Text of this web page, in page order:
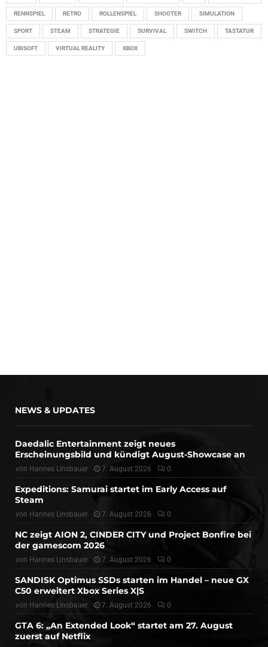
RENNSPIEL RETRO ROLLENSPIEL SHOOTER SIMULATION
SPORT STEAM STRATEGIE SURVIVAL SWITCH TASTATUR
UBISOFT VIRTUAL REALITY XBOX
NEWS & UPDATES
Daedalic Entertainment zeigt neues
Erscheinungsbild und kündigt August-Showcase an
von Hannes Linsbauer 7. August 2026 0
Expeditions: Samurai startet im Early Access auf
Steam
von Hannes Linsbauer 7. August 2026 0
NC zeigt AION 2, CINDER CITY und Project Bonfire bei
der gamescom 2026
von Hannes Linsbauer 7. August 2026 0
SANDISK Optimus SSDs starten im Handel – neue GX
C50 erweitert Xbox Series X|S
von Hannes Linsbauer 7. August 2026 0
GTA 6: „An Extended Look“ startet am 27. August
zuerst auf Netflix